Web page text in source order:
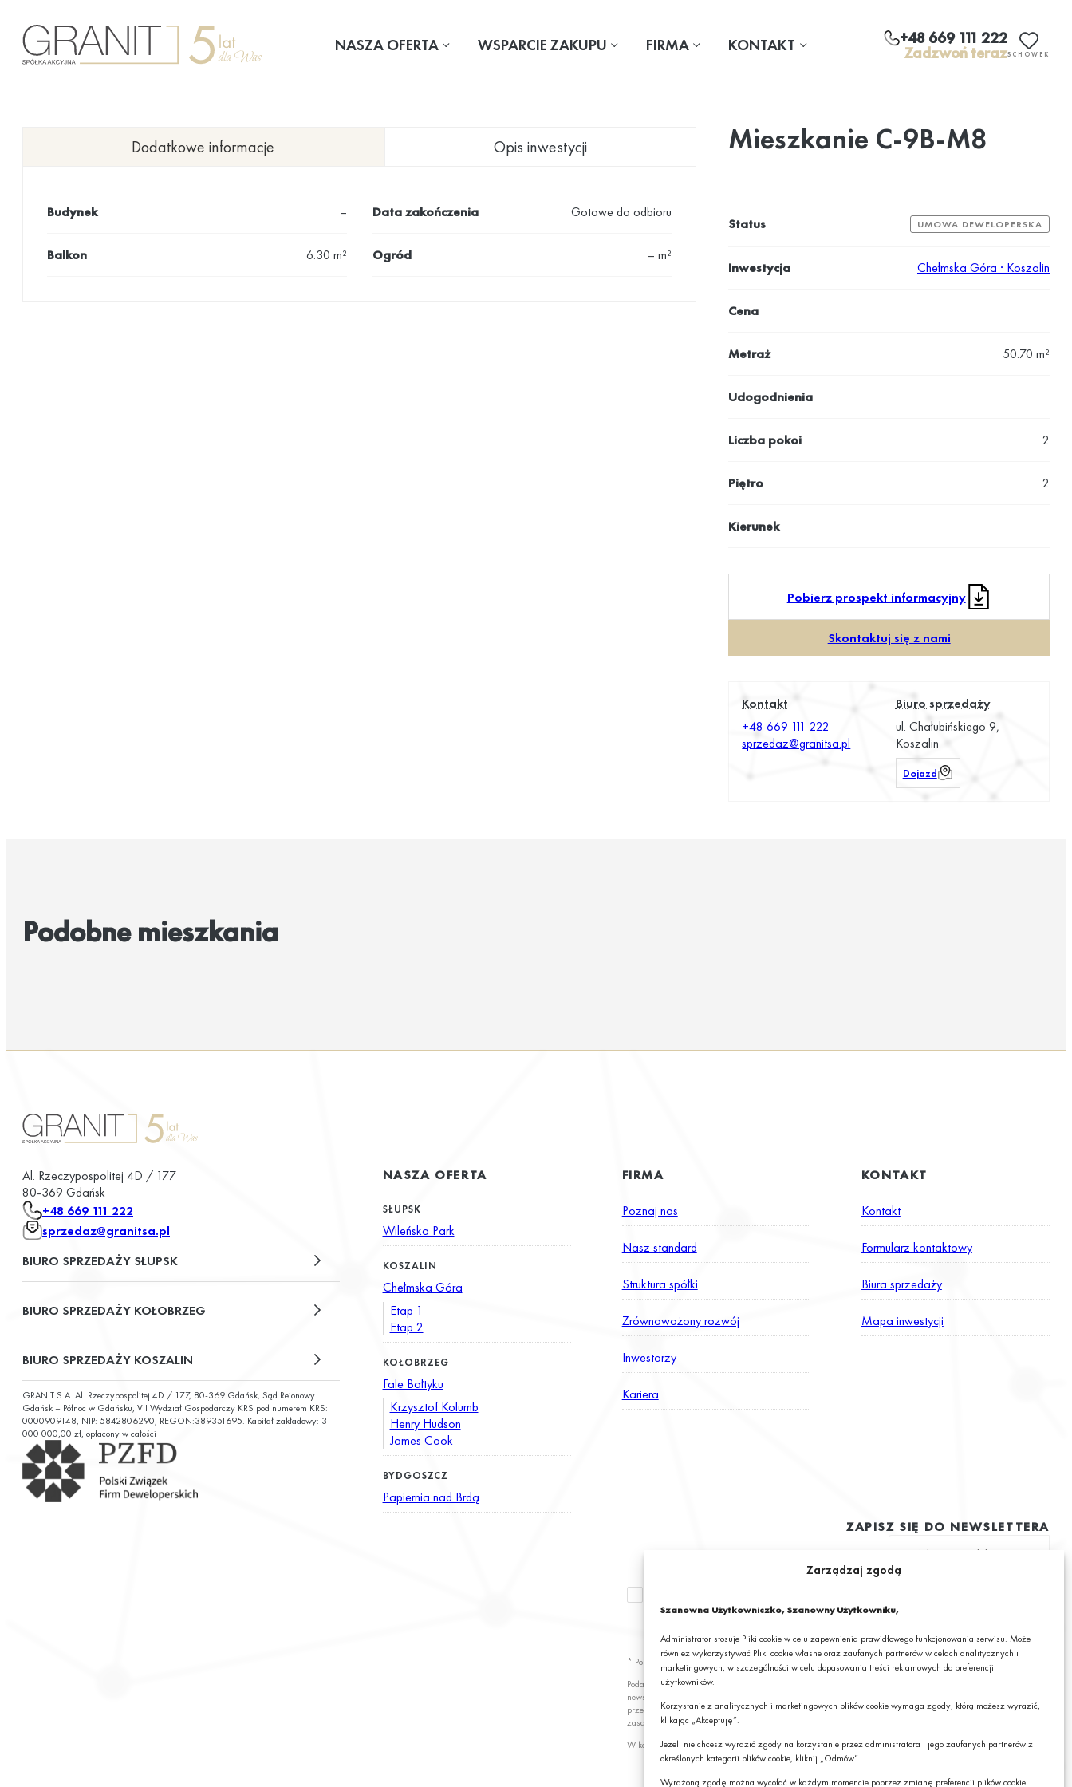
Zarządzaj zgodą
Szanowna Użytkowniczko, Szanowny Użytkowniku,
Administrator stosuje Pliki cookie w celu zapewnienia prawidłowego funkcjonowania serwisu. Może
również wykorzystywać Pliki cookie własne oraz zaufanych partnerów w celach analitycznych i
marketingowych, w szczególności w celu dopasowania treści reklamowych do preferencji
użytkowników.
Korzystanie z analitycznych i marketingowych plików cookie wymaga zgody, którą możesz wyrazić,
klikając „Akceptuję”.
Jeżeli nie chcesz wyrazić zgody na korzystanie przez administratora i jego zaufanych partnerów z
określonych kategorii plików cookie, kliknij „Odmów”.
Wyrażoną zgodę można wycofać w każdym momencie poprzez zmianę preferencji plików cookie.
treści
NASZA OFERTA WSPARCIE ZAKUPU FIRMA KONTAKT +48 669 111 222
Zadzwoń terazSCHOWEK
Dodatkowe informacje Opis inwestycji
Budynek – Data zakończenia Gotowe do odbioru
Balkon 6.30 m² Ogród – m²
Mieszkanie C-9B-M8
Status UMOWA DEWELOPERSKA
Inwestycja Chełmska Góra · Koszalin
Cena
Metraż 50.70 m²
Udogodnienia
Liczba pokoi 2
Piętro 2
Kierunek
Pobierz prospekt informacyjny
Skontaktuj się z nami
Kontakt
+48 669 111 222
sprzedaz@granitsa.pl
Biuro sprzedaży
ul. Chałubińskiego 9,
Koszalin
Dojazd
Podobne mieszkania
Al. Rzeczypospolitej 4D / 177
80-369 Gdańsk
+48 669 111 222
sprzedaz@granitsa.pl
BIURO SPRZEDAŻY SŁUPSK
plac Władysława Broniewskiego 13/u2
BIURO SPRZEDAŻY KOŁOBRZEG
ul. Św. Wojciecha 6
BIURO SPRZEDAŻY KOSZALIN
ul. Chałubińskiego 9
GRANIT S.A. Al. Rzeczypospolitej 4D / 177, 80-369 Gdańsk, Sąd Rejonowy
Gdańsk – Północ w Gdańsku, VII Wydział Gospodarczy KRS pod numerem KRS:
0000909148, NIP: 5842806290, REGON:389351695. Kapitał zakładowy: 3
000 000,00 zł, opłacony w całości
NASZA OFERTA
SŁUPSK
Wileńska Park
KOSZALIN
Chełmska Góra
Etap 1
Etap 2
KOŁOBRZEG
Fale Bałtyku
Krzysztof Kolumb
Henry Hudson
James Cook
BYDGOSZCZ
Papiernia nad Brdą
FIRMA
Poznaj nas
Nasz standard
Struktura spółki
Zrównoważony rozwój
Inwestorzy
Kariera
KONTAKT
Kontakt
Formularz kontaktowy
Biura sprzedaży
Mapa inwestycji
ZAPISZ SIĘ DO NEWSLETTERA
newslettera z informacjami o ciekawych promocjach, produktach lub usługach GRANIT
* Pola obowiązkowe
Podając swój adres e-mail wyrażasz zgodę na otrzymywanie drogą elektroniczną, na podany adres e-mail,
newslettera z informacjami o ciekawych promocjach, produktach lub usługach GRANIT S.A. oraz zgodę na
przetwarzanie przez GRANIT S.A. Twoich danych osobowych w postaci tego adresu e-mail. Szczegółowe
zasady przetwarzania danych sprawdzisz w naszej „
W każdej chwili możesz zrezygnować z subskrybcji.
Czy chcesz,
oddzwonili?
TAK